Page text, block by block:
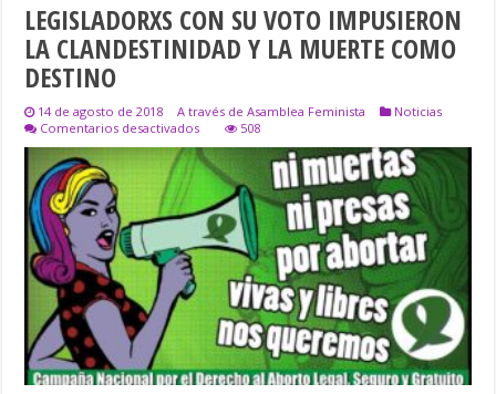
LEGISLADORXS CON SU VOTO IMPUSIERON
LA CLANDESTINIDAD Y LA MUERTE COMO
DESTINO
14 de agosto de 2018 A través de Asamblea Feminista
Noticias
Comentarios desactivadosen
LEGISLADORXS
CON
SU
VOTO
IMPUSIERON
LA
CLANDESTINIDAD
Y
LA
MUERTE
COMO
DESTINO
508